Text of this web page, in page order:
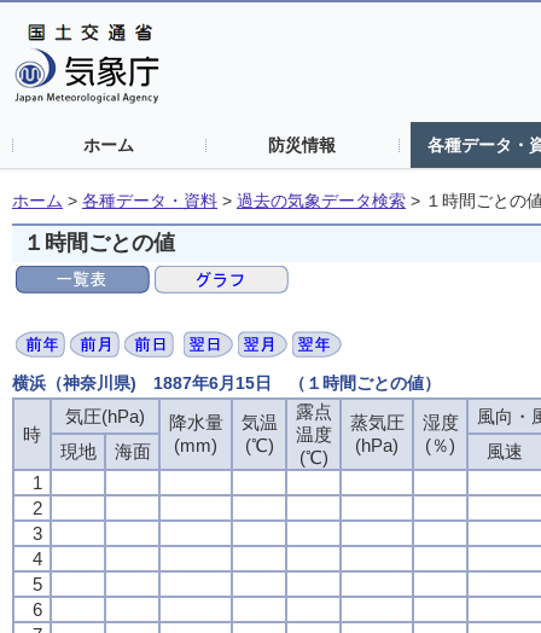
ホーム 防災情報 各種データ・
ホーム > 各種データ・資料 > 過去の気象データ検索 > １時間ごとの
１時間ごとの値
横浜（神奈川県) 1887年6月15日 （１時間ごとの値）
時
気圧(hPa)
降水量
(mm)
気温
(℃)
露点
温度
(℃)
蒸気圧
(hPa)
湿度
(％)
風向・
現地
海面
風速
1
2
3
4
5
6